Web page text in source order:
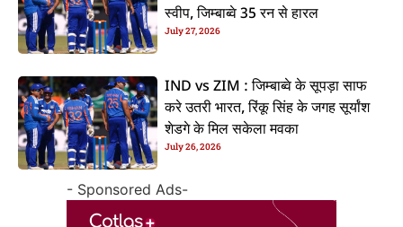
स्वीप, जिम्बाब्वे 35 रन से हारल
July 27, 2026
IND vs ZIM : जिम्बाब्वे के सूपड़ा साफ
करे उतरी भारत, रिंकू सिंह के जगह सूर्यांश
शेडगे के मिल सकेला मवका
July 26, 2026
- Sponsored Ads-